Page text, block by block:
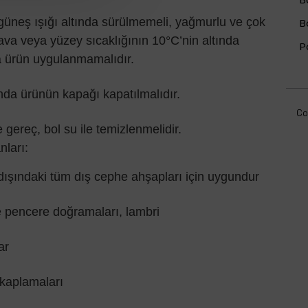
ışığı altında sürülmemeli, yağmurlu ve çok
veya yüzey sıcaklığının 10°C’nin altında
uygulanmamalıdır.
ürünün kapağı kapatılmalıdır.
gereç, bol su ile temizlenmelidir.
tüm dış cephe ahşapları için uygundur
pencere doğramaları, lambri